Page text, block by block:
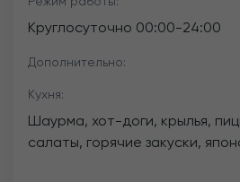
Круглосуточно 00:00-24:00
Дополнительно:
Кухня:
Шаурма, хот-доги, крылья,
салаты, горячие закуски,